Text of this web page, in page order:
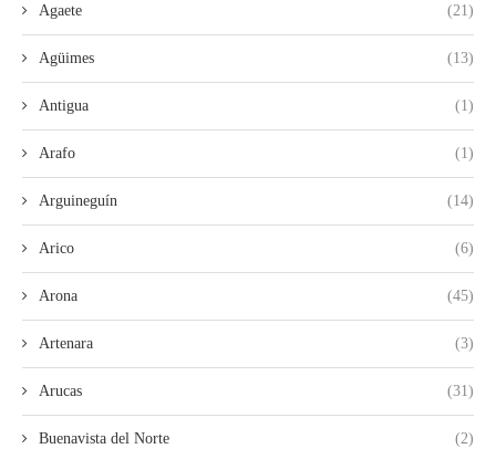
Agaete (21)
Agüimes (13)
Antigua (1)
Arafo (1)
Arguineguín (14)
Arico (6)
Arona (45)
Artenara (3)
Arucas (31)
Buenavista del Norte (2)